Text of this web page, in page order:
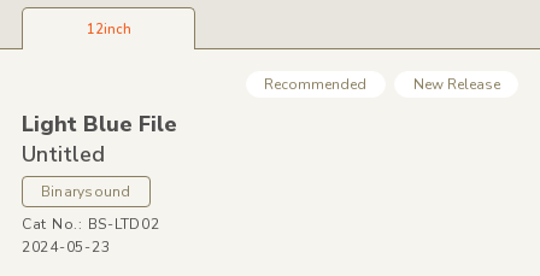
12inch
Recommended New Release
Light Blue File
Untitled
Binarysound
Cat No.: BS-LTD02
2024-05-23